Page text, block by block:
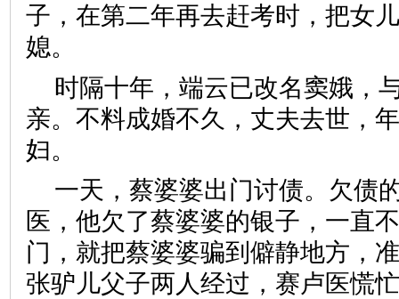
子，在第二年再去赶考时，把女
媳。
时隔十年，端云已改名窦娥，
亲。不料成婚不久，丈夫去世，
妇。
一天，蔡婆婆出门讨债。欠债
医，他欠了蔡婆婆的银子，一直
门，就把蔡婆婆骗到僻静地方，
张驴儿父子两人经过，赛卢医慌